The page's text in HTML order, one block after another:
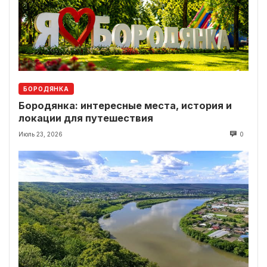
БОРОДЯНКА
Бородянка: интересные места, история и
локации для путешествия
Июль 23, 2026 0